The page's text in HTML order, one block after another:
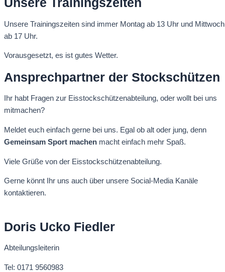
Unsere Trainingszeiten sind immer Montag ab 13 Uhr und Mittwoch
ab 17 Uhr.
Vorausgesetzt, es ist gutes Wetter.
Ansprechpartner der Stockschützen
Ihr habt Fragen zur Eisstockschützenabteilung, oder wollt bei uns
mitmachen?
Meldet euch einfach gerne bei uns. Egal ob alt oder jung, denn
Gemeinsam Sport machen macht einfach mehr Spaß.
Viele Grüße von der Eisstockschützenabteilung.
Gerne könnt Ihr uns auch über unsere Social-Media Kanäle
kontaktieren.
Doris Ucko Fiedler
Abteilungsleiterin
Tel: 0171 9560983